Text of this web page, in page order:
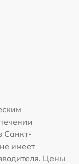
Санкт-
имеет
Цены